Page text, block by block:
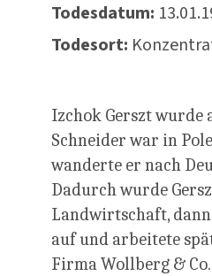
Todesdatum:
Todesort:
Izchok Gerszt wurde
Schneider war in
wanderte er nach
Dadurch wurde
Landwirtschaft, dann
auf und arbeitete
Firma Wollberg &